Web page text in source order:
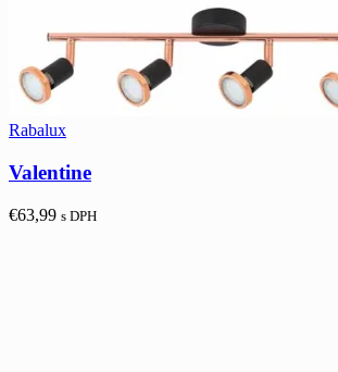
Rabalux
Valentine
€63,99 s DPH